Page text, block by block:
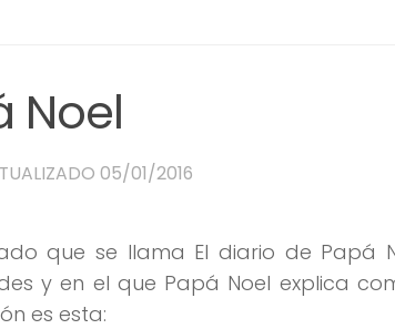
Noel
05/01/2016
que se llama El diario de Papá
y en el que Papá Noel explica
es esta: